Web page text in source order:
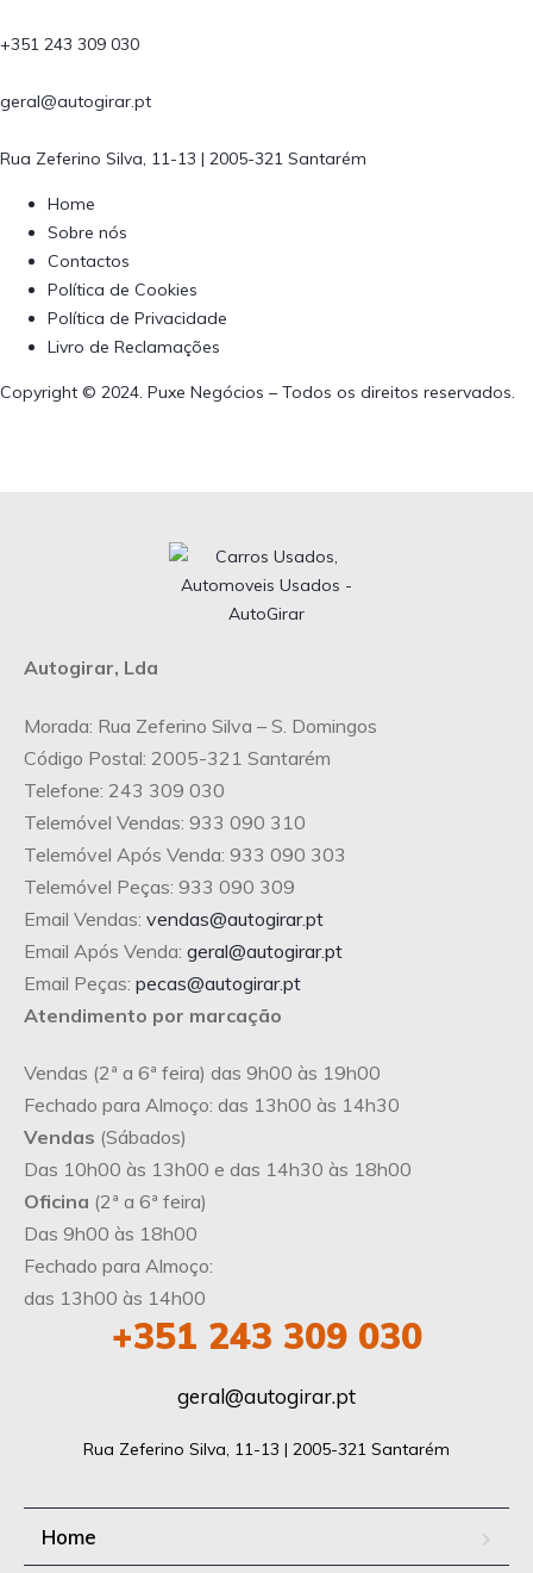
+351 243 309 030
geral@autogirar.pt
Rua Zeferino Silva, 11-13 | 2005-321 Santarém
Home
Sobre nós
Contactos
Política de Cookies
Política de Privacidade
Livro de Reclamações
Copyright © 2024. Puxe Negócios – Todos os direitos reservados.
Autogirar, Lda
Morada: Rua Zeferino Silva – S. Domingos
Código Postal: 2005-321 Santarém
Telefone: 243 309 030
Telemóvel Vendas: 933 090 310
Telemóvel Após Venda: 933 090 303
Telemóvel Peças: 933 090 309
Email Vendas: vendas@autogirar.pt
Email Após Venda: geral@autogirar.pt
Email Peças: pecas@autogirar.pt
Atendimento por marcação
Vendas (2ª a 6ª feira) das 9h00 às 19h00
Fechado para Almoço: das 13h00 às 14h30
Vendas (Sábados)
Das 10h00 às 13h00 e das 14h30 às 18h00
Oficina (2ª a 6ª feira)
Das 9h00 às 18h00
Fechado para Almoço:
das 13h00 às 14h00
+351 243 309 030
geral@autogirar.pt
Rua Zeferino Silva, 11-13 | 2005-321 Santarém
Home